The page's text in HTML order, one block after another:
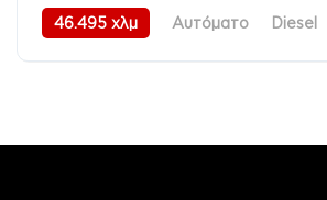
46.495 χλμ Αυτόματο Diesel